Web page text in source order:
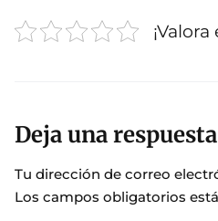
¡Valora
Deja una respuesta
Tu dirección de correo
Los campos obligatorios